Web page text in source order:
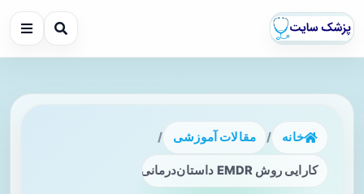
خانه / مقالات آموزشی /
کارایی روش EMDR داستان‌درمانی در بزرگسالان با ناتوانی ذهنی شدید و اختلال استرسی پس از سانحه: چه می‌دانیم و چه محدودیت‌هایی وجود دارد